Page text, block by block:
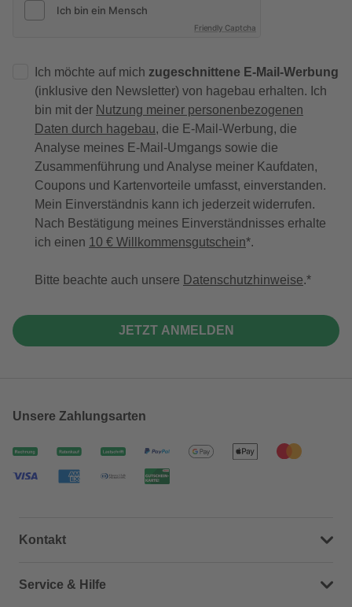
Friendly Captcha
Ich möchte auf mich zugeschnittene E-Mail-Werbung
(inklusive den Newsletter) von hagebau erhalten. Ich
bin mit der Nutzung meiner personenbezogenen
Daten durch hagebau, die E-Mail-Werbung, die
Analyse meines E-Mail-Umgangs sowie die
Zusammenführung und Analyse meiner Kaufdaten,
Coupons und Kartenvorteile umfasst, einverstanden.
Mein Einverständnis kann ich jederzeit widerrufen.
Nach Bestätigung meines Einverständnisses erhalte
ich einen 10 € Willkommensgutschein*.
Bitte beachte auch unsere Datenschutzhinweise.
JETZT ANMELDEN
Unsere Zahlungsarten
Kontakt
Dein Kontakt zu uns
Service & Hilfe